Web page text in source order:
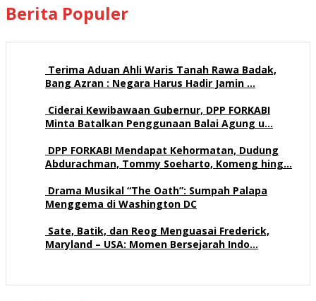
Berita Populer
Terima Aduan Ahli Waris Tanah Rawa Badak,
Bang Azran : Negara Harus Hadir Jamin …
Ciderai Kewibawaan Gubernur, DPP FORKABI
Minta Batalkan Penggunaan Balai Agung u…
DPP FORKABI Mendapat Kehormatan, Dudung
Abdurachman, Tommy Soeharto, Komeng hing…
Drama Musikal “The Oath”: Sumpah Palapa
Menggema di Washington DC
Sate, Batik, dan Reog Menguasai Frederick,
Maryland – USA: Momen Bersejarah Indo…